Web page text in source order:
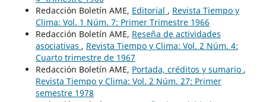
Redacción Boletín AME, Editorial , Revista Tiempo y
Clima: Vol. 1 Núm. 7: Primer Trimestre 1966
Redacción Boletín AME, Reseña de actividades
asociativas , Revista Tiempo y Clima: Vol. 2 Núm. 4:
Cuarto trimestre de 1967
Redacción Boletín AME, Portada, créditos y sumario ,
Revista Tiempo y Clima: Vol. 2 Núm. 27: Primer
semestre 1978